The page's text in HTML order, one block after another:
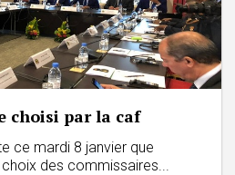
choisi par la caf
ce mardi 8 janvier que
des commissaires...